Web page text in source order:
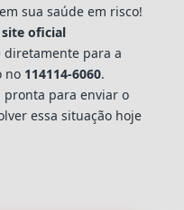
sua saúde em risco!
oficial
para a
no 114114-6060.
pronta para enviar o
essa situação hoje